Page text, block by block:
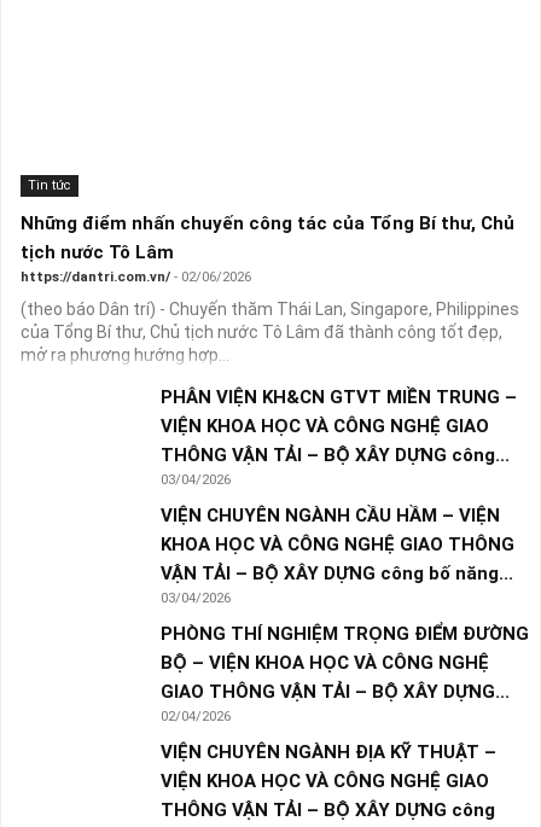
Tin tức
Những điểm nhấn chuyến công tác của Tổng Bí thư, Chủ
tịch nước Tô Lâm
https://dantri.com.vn/ - 02/06/2026
(theo báo Dân trí) - Chuyến thăm Thái Lan, Singapore, Philippines
của Tổng Bí thư, Chủ tịch nước Tô Lâm đã thành công tốt đẹp,
mở ra phương hướng hợp...
PHÂN VIỆN KH&CN GTVT MIỀN TRUNG –
VIỆN KHOA HỌC VÀ CÔNG NGHỆ GIAO
THÔNG VẬN TẢI – BỘ XÂY DỰNG công...
03/04/2026
VIỆN CHUYÊN NGÀNH CẦU HẦM – VIỆN
KHOA HỌC VÀ CÔNG NGHỆ GIAO THÔNG
VẬN TẢI – BỘ XÂY DỰNG công bố năng...
03/04/2026
PHÒNG THÍ NGHIỆM TRỌNG ĐIỂM ĐƯỜNG
BỘ – VIỆN KHOA HỌC VÀ CÔNG NGHỆ
GIAO THÔNG VẬN TẢI – BỘ XÂY DỰNG...
02/04/2026
VIỆN CHUYÊN NGÀNH ĐỊA KỸ THUẬT –
VIỆN KHOA HỌC VÀ CÔNG NGHỆ GIAO
THÔNG VẬN TẢI – BỘ XÂY DỰNG công